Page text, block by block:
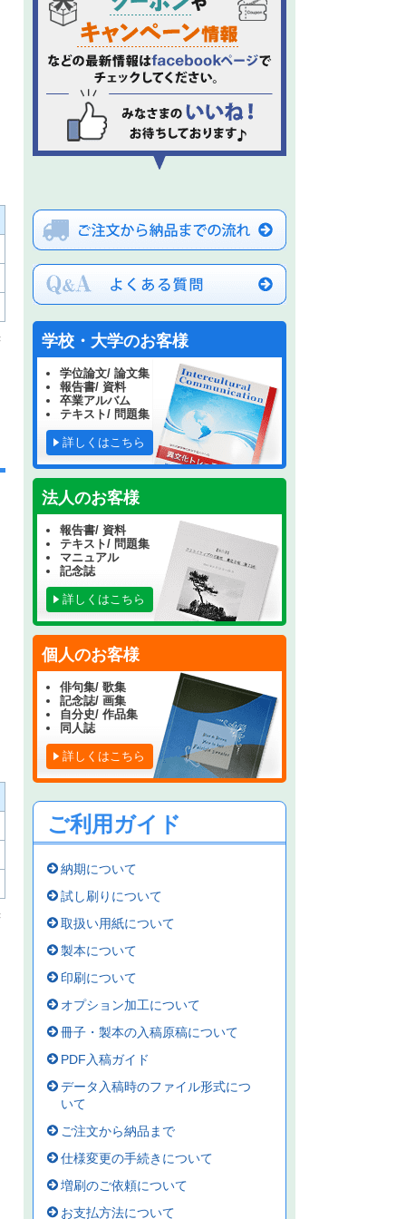
学校・大学のお客様
学位論文/ 論文集
報告書/ 資料
卒業アルバム
テキスト/ 問題集
詳しくはこちら
法人のお客様
報告書/ 資料
テキスト/ 問題集
マニュアル
記念誌
詳しくはこちら
個人のお客様
俳句集/ 歌集
記念誌/ 画集
自分史/ 作品集
同人誌
詳しくはこちら
ご利用ガイド
納期について
試し刷りについて
取扱い用紙について
製本について
印刷について
オプション加工について
冊子・製本の入稿原稿について
PDF入稿ガイド
データ入稿時のファイル形式につ
いて
ご注文から納品まで
仕様変更の手続きについて
増刷のご依頼について
お支払方法について